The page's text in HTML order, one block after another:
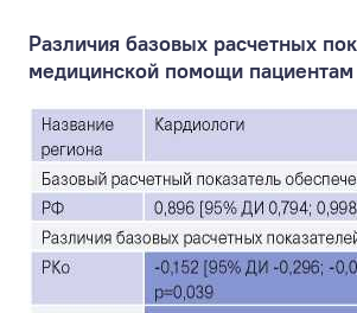
Различия базовых расчетных
медицинской помощи